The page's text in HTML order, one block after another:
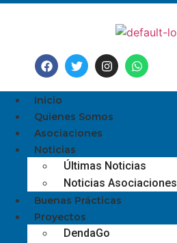
Inicio
Quienes Somos
Asociaciones
Noticias
Últimas Noticias
Noticias Asociaciones
Buenas Prácticas
Proyectos
DendaGo